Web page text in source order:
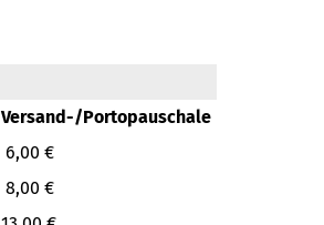
Versand-/Portopauschale
6,00 €
8,00 €